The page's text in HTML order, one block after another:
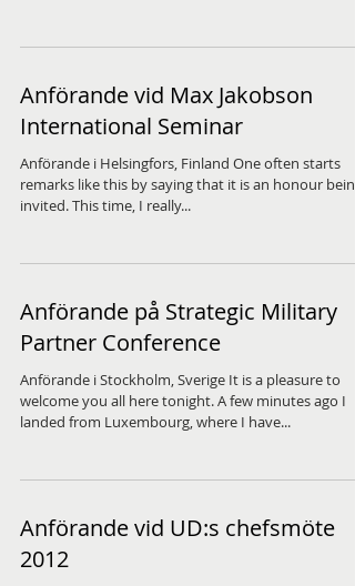
Anförande vid Max Jakobson
International Seminar
Anförande i Helsingfors, Finland One often starts
remarks like this by saying that it is an honour being
invited. This time, I really...
Anförande på Strategic Military
Partner Conference
Anförande i Stockholm, Sverige It is a pleasure to
welcome you all here tonight. A few minutes ago I
landed from Luxembourg, where I have...
Anförande vid UD:s chefsmöte
2012